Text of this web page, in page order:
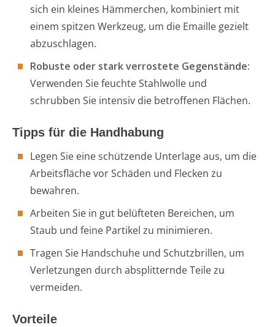
sich ein kleines Hämmerchen, kombiniert mit
einem spitzen Werkzeug, um die Emaille gezielt
abzuschlagen.
Robuste oder stark verrostete Gegenstände:
Verwenden Sie feuchte Stahlwolle und
schrubben Sie intensiv die betroffenen Flächen.
Tipps für die Handhabung
Legen Sie eine schützende Unterlage aus, um die
Arbeitsfläche vor Schäden und Flecken zu
bewahren.
Arbeiten Sie in gut belüfteten Bereichen, um
Staub und feine Partikel zu minimieren.
Tragen Sie Handschuhe und Schutzbrillen, um
Verletzungen durch absplitternde Teile zu
vermeiden.
Vorteile